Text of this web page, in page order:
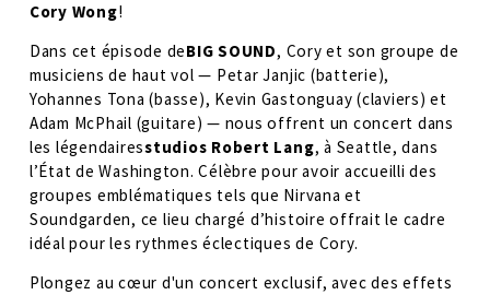
Cory Wong!
Dans cet épisode deBIG SOUND, Cory et son groupe de
musiciens de haut vol — Petar Janjic (batterie),
Yohannes Tona (basse), Kevin Gastonguay (claviers) et
Adam McPhail (guitare) — nous offrent un concert dans
les légendairesstudios Robert Lang, à Seattle, dans
l’État de Washington. Célèbre pour avoir accueilli des
groupes emblématiques tels que Nirvana et
Soundgarden, ce lieu chargé d’histoire offrait le cadre
idéal pour les rythmes éclectiques de Cory.
Plongez au cœur d'un concert exclusif, avec des effets